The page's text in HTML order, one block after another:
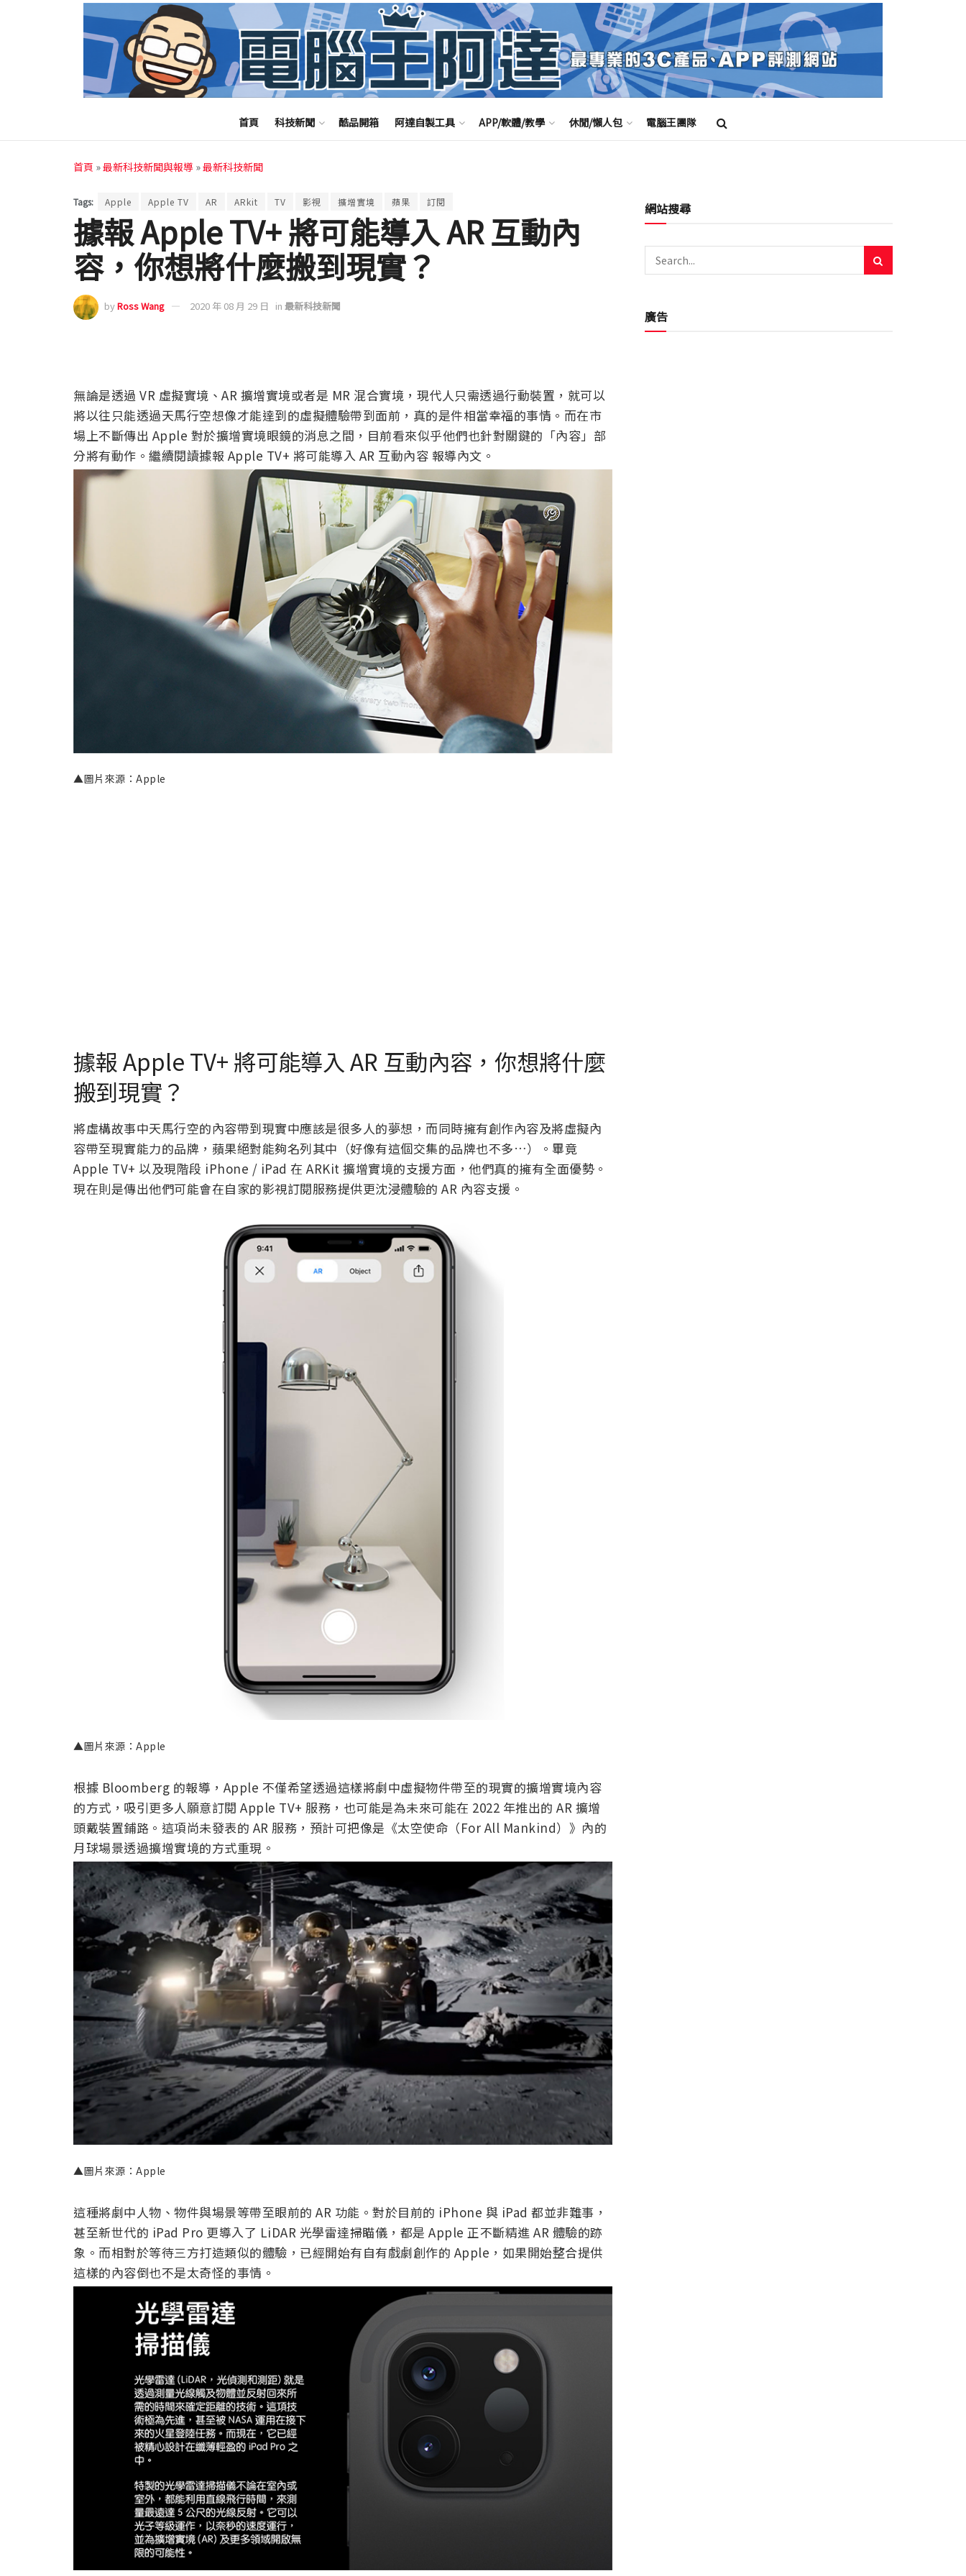
首頁 科技新聞 酷品開箱 阿達自製工具 APP/軟體/教學 休閒/懶人包 電腦王團隊
首頁 »最新科技新聞與報導 »最新科技新聞
Tags: Apple Apple TV AR ARkit TV 影視 擴增實境 蘋果 訂閱
據報 Apple TV+ 將可能導入 AR 互動內
容，你想將什麼搬到現實？
byRoss Wang 2020 年 08 月 29 日 in 最新科技新聞
無論是透過 VR 虛擬實境、AR 擴增實境或者是 MR 混合實境，現代人只需透過行動裝置，就可以
將以往只能透過天馬行空想像才能達到的虛擬體驗帶到面前，真的是件相當幸福的事情。而在市
場上不斷傳出 Apple 對於擴增實境眼鏡的消息之間，目前看來似乎他們也針對關鍵的「內容」部
分將有動作。繼續閱讀據報 Apple TV+ 將可能導入 AR 互動內容 報導內文。
▲圖片來源：Apple
據報 Apple TV+ 將可能導入 AR 互動內容，你想將什麼
搬到現實？
將虛構故事中天馬行空的內容帶到現實中應該是很多人的夢想，而同時擁有創作內容及將虛擬內
容帶至現實能力的品牌，蘋果絕對能夠名列其中（好像有這個交集的品牌也不多…）。畢竟
Apple TV+ 以及現階段 iPhone / iPad 在 ARKit 擴增實境的支援方面，他們真的擁有全面優勢。
現在則是傳出他們可能會在自家的影視訂閱服務提供更沈浸體驗的 AR 內容支援。
▲圖片來源：Apple
根據 Bloomberg 的報導，Apple 不僅希望透過這樣將劇中虛擬物件帶至的現實的擴增實境內容
的方式，吸引更多人願意訂閱 Apple TV+ 服務，也可能是為未來可能在 2022 年推出的 AR 擴增
頭戴裝置鋪路。這項尚未發表的 AR 服務，預計可把像是《太空使命（For All Mankind）》內的
月球場景透過擴增實境的方式重現。
▲圖片來源：Apple
這種將劇中人物、物件與場景等帶至眼前的 AR 功能。對於目前的 iPhone 與 iPad 都並非難事，
甚至新世代的 iPad Pro 更導入了 LiDAR 光學雷達掃瞄儀，都是 Apple 正不斷精進 AR 體驗的跡
象。而相對於等待三方打造類似的體驗，已經開始有自有戲劇創作的 Apple，如果開始整合提供
這樣的內容倒也不是太奇怪的事情。
網站搜尋
廣告